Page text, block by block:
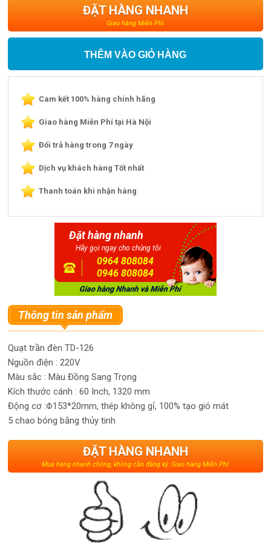
ĐẶT HÀNG NHANH
Giao hàng Miễn Phí
THÊM VÀO GIỎ HÀNG
Cam kết 100% hàng chính hãng
Giao hàng Miễn Phí tại Hà Nội
Đổi trả hàng trong 7 ngày
Dịch vụ khách hàng Tốt nhất
Thanh toán khi nhận hàng
Đặt hàng nhanh
Hãy gọi ngay cho chúng tôi
0964 808084
0946 808084
Thông tin sản phẩm
Quạt trần đèn TD-126
Nguồn điện : 220V
Màu sắc : Màu Đồng Sang Trọng
Kích thước cánh : 60 Inch, 1320 mm
Động cơ :Φ153*20mm, thép không gỉ, 100% tạo gió mát
5 chao bóng bằng thủy tinh
ĐẶT HÀNG NHANH
Mua hàng nhanh chóng, không cần đăng ký. Giao hàng Miễn Phí